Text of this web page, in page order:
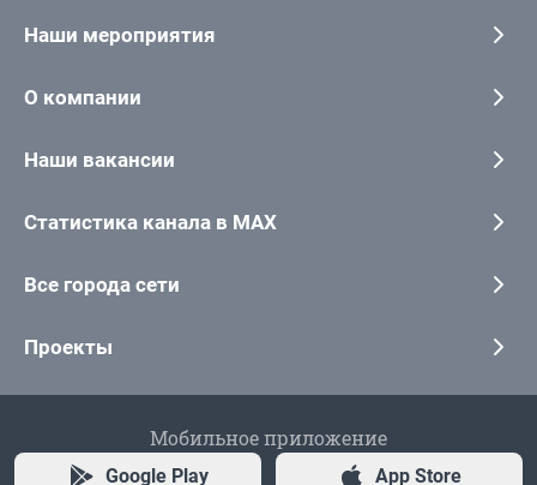
Наши мероприятия
О компании
Наши вакансии
Статистика канала в MAX
Все города сети
Проекты
Мобильное приложение
Google Play App Store